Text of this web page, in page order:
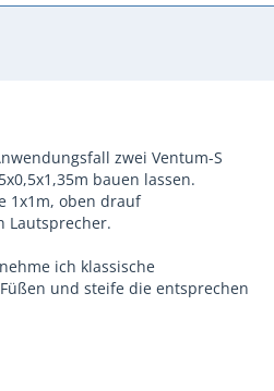
zwei Ventum-S
bauen lassen.
1x1m, oben drauf
Lautsprecher.
ich klassische
und steife die entsprechen